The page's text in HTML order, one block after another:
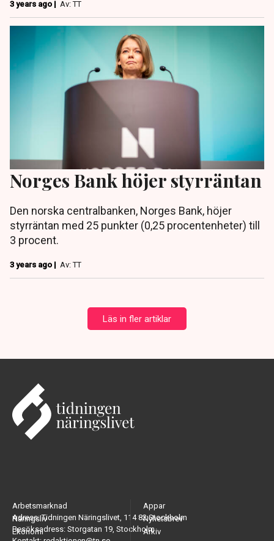
3 years ago | Av: TT
Norges Bank höjer styrräntan
Den norska centralbanken, Norges Bank, höjer
styrräntan med 25 punkter (0,25 procentenheter) till
3 procent.
3 years ago | Av: TT
Läs in fler artiklar
Adress: Tidningen Näringslivet, 114 82 Stockholm
Besöksadress: Storgatan 19, Stockholm
Arbetsmarknad
Näringsliv
Ekonomi
Appar
Nyhetsbrev
Arkiv